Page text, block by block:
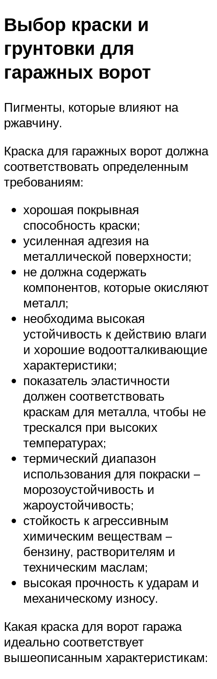
Выбор краски и
грунтовки для
гаражных ворот
Пигменты, которые влияют на
ржавчину.
Краска для гаражных ворот должна
соответствовать определенным
требованиям:
хорошая покрывная
способность краски;
усиленная адгезия на
металлической поверхности;
не должна содержать
компонентов, которые окисляют
металл;
необходима высокая
устойчивость к действию влаги
и хорошие водоотталкивающие
характеристики;
показатель эластичности
должен соответствовать
краскам для металла, чтобы не
трескался при высоких
температурах;
термический диапазон
использования для покраски –
морозоустойчивость и
жароустойчивость;
стойкость к агрессивным
химическим веществам –
бензину, растворителям и
техническим маслам;
высокая прочность к ударам и
механическому износу.
Какая краска для ворот гаража
идеально соответствует
вышеописанным характеристикам: